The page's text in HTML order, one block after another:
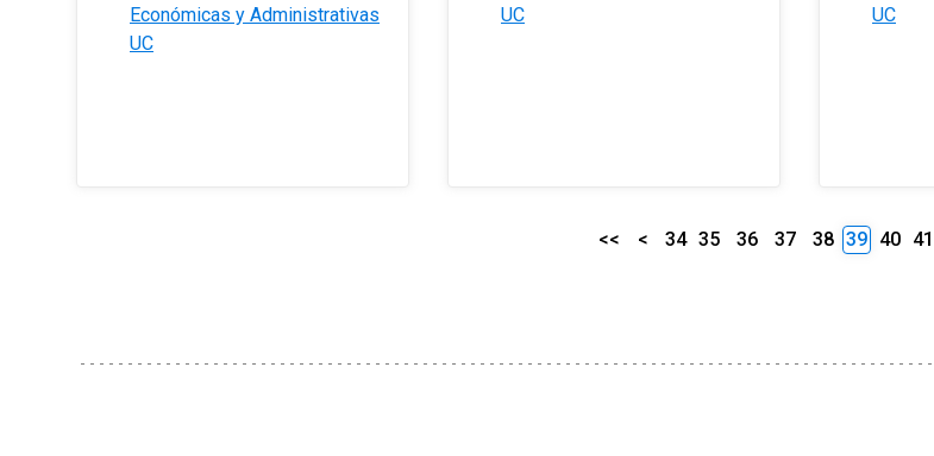
Económicas y Administrativas
UC
UC
UC
<< < 34 35 36 37 38 39 40 41